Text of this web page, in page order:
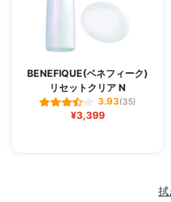
BENEFIQUE(ベネフィーク)
リセットクリア N
3.93(35)
¥3,399
拭